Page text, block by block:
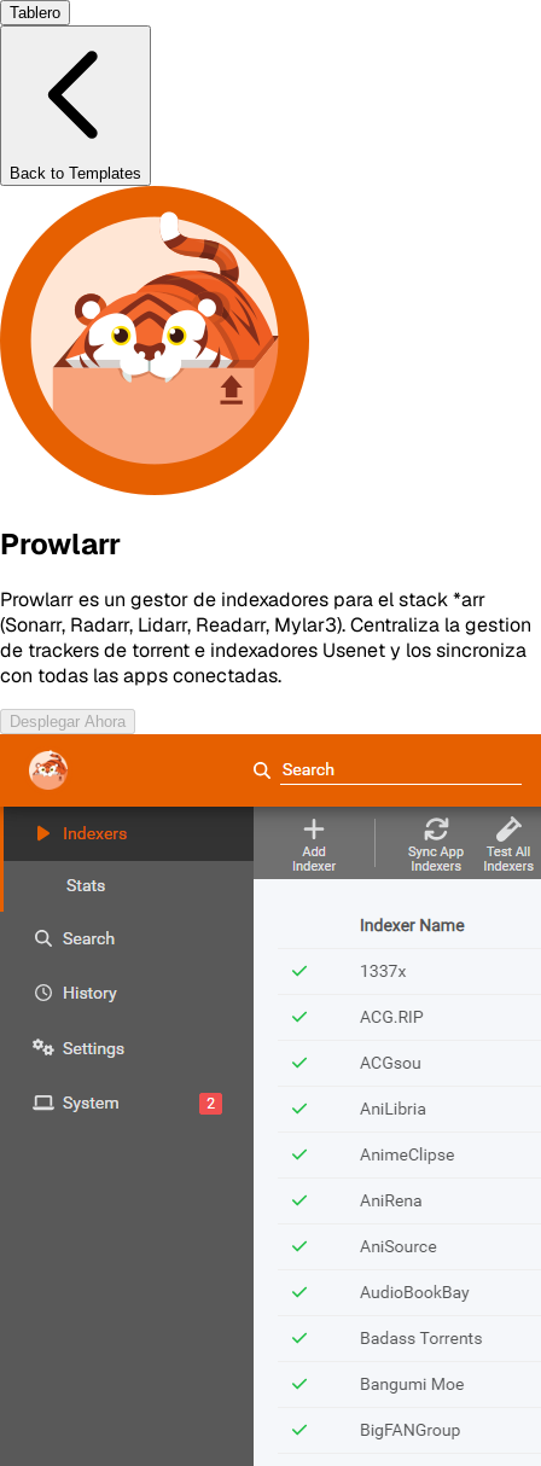
Tablero
Back to Templates
Prowlarr
Prowlarr es un gestor de indexadores para el stack *arr
(Sonarr, Radarr, Lidarr, Readarr, Mylar3). Centraliza la gestion
de trackers de torrent e indexadores Usenet y los sincroniza
con todas las apps conectadas.
Desplegar Ahora